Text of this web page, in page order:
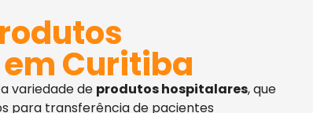
Curitiba
variedade de produtos hospitalares, que
para transferência de pacientes